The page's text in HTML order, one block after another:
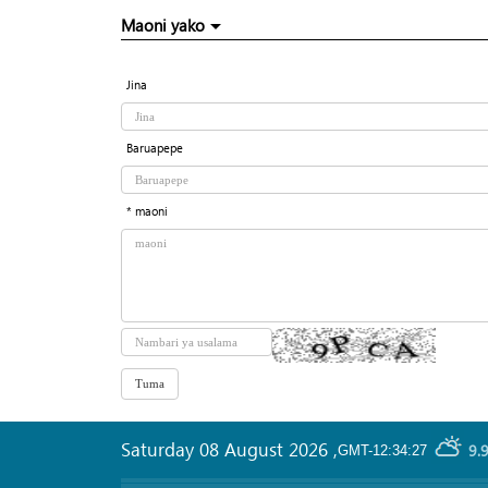
Maoni yako
Jina
Baruapepe
* maoni
GMT-12:34:27
Saturday 08 August 2026 ,